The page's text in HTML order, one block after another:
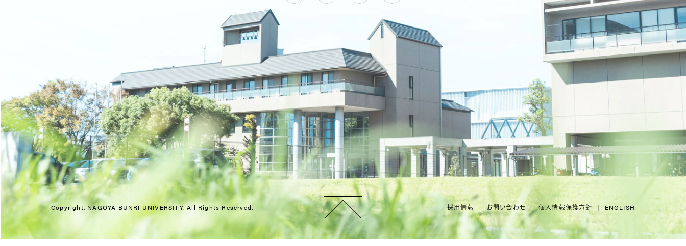
ENGLISH
個人情報保護方針
お問い合わせ
採用情報
Copyright. NAGOYA BUNRI UNIVERSITY.All Rights Reserved.